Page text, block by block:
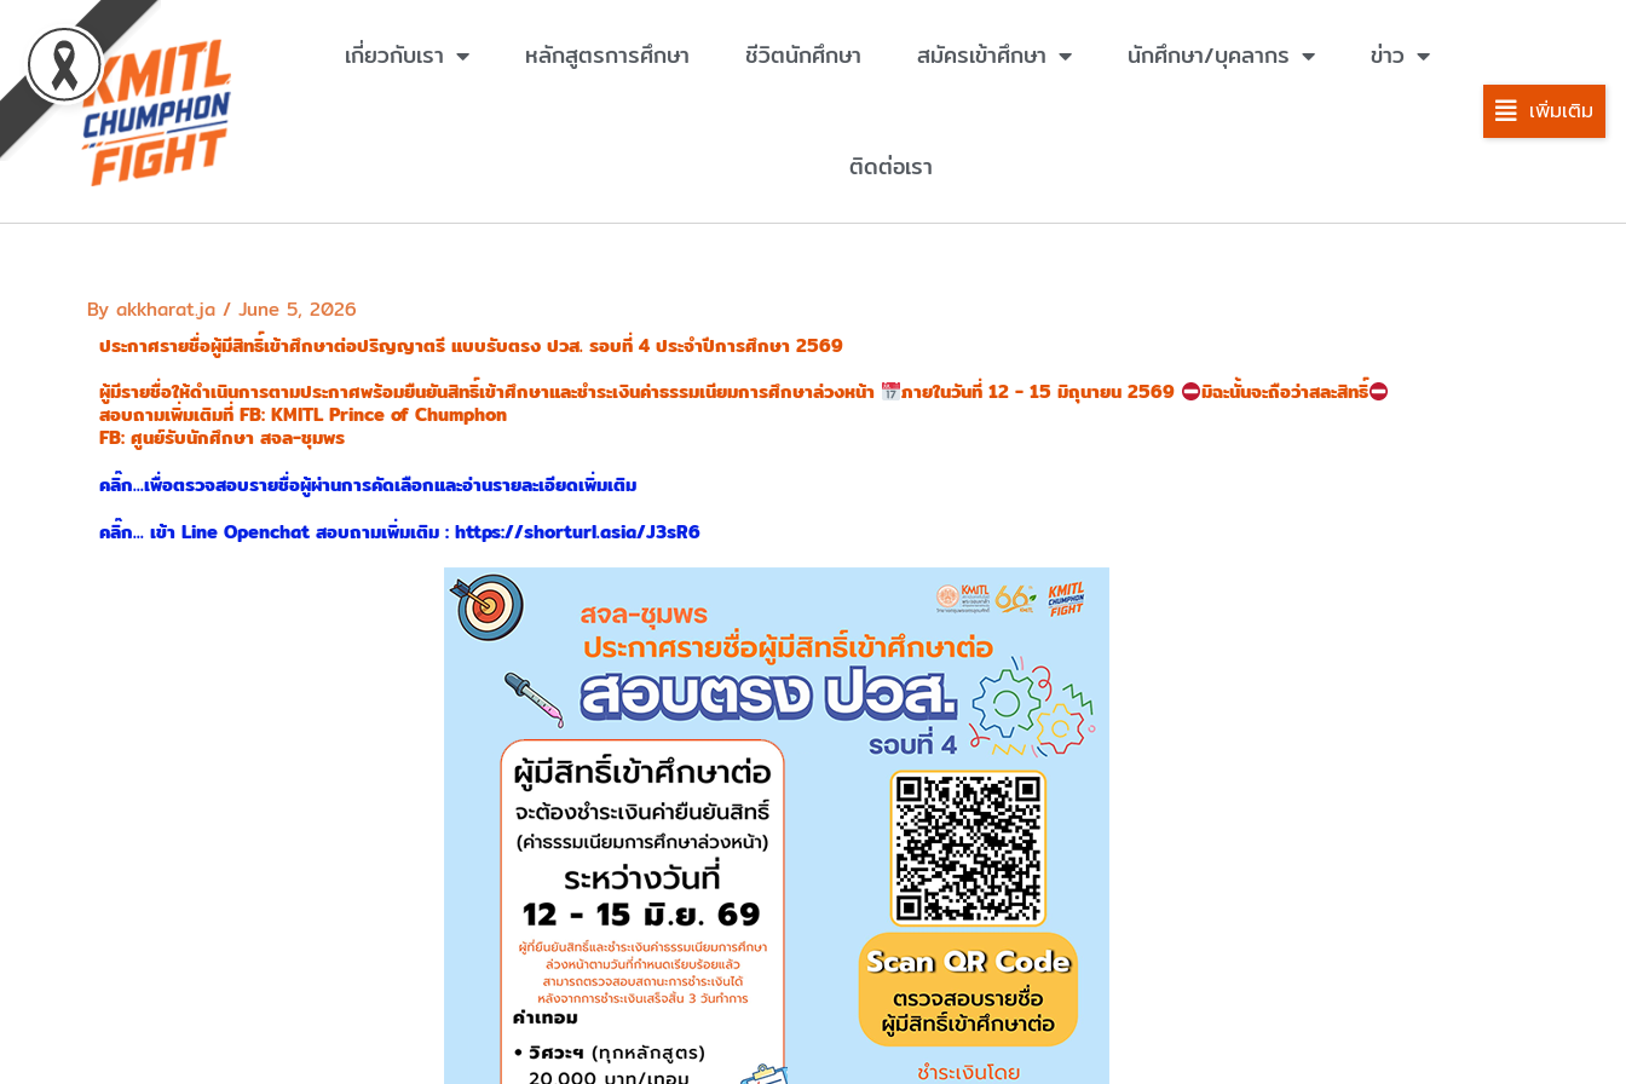
content
เกี่ยวกับเรา หลักสูตรการศึกษา ชีวิตนักศึกษา สมัครเข้าศึกษา นักศึกษา/บุคลากร ข่าว
ติดต่อเรา
เพิ่มเติม
By akkharat.ja / June 5, 2026
ประกาศรายชื่อผู้มีสิทธิ์เข้าศึกษาต่อปริญญาตรี แบบรับตรง ปวส. รอบที่ 4 ประจำปีการศึกษา 2569
ผู้มีรายชื่อให้ดำเนินการตามประกาศพร้อมยืนยันสิทธิ์เข้าศึกษาและชำระเงินค่าธรรมเนียมการศึกษาล่วงหน้า
ภายในวันที่ 12 - 15 มิถุนายน 2569
มิฉะนั้นจะถือว่าสละสิทธิ์
สอบถามเพิ่มเติมที่ FB: KMITL Prince of Chumphon
FB: ศูนย์รับนักศึกษา สจล-ชุมพร
คลิ๊ก...เพื่อตรวจสอบรายชื่อผู้ผ่านการคัดเลือกและอ่านรายละเอียดเพิ่มเติม
คลิ๊ก... เข้า Line Openchat สอบถามเพิ่มเติม : https://shorturl.asia/J3sR6